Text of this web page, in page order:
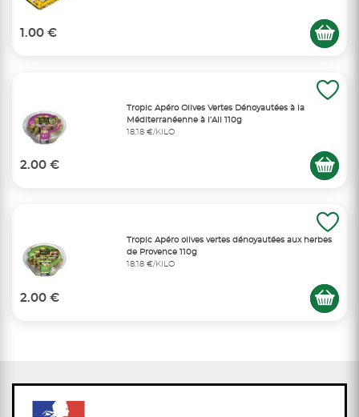
1.00 €
Tropic Apéro Olives Vertes Dénoyautées à la
Méditerranéenne à l’Ail 110g
18,18 €/KILO
2.00 €
Tropic Apéro olives vertes dénoyautées aux herbes
de Provence 110g
18,18 €/KILO
2.00 €